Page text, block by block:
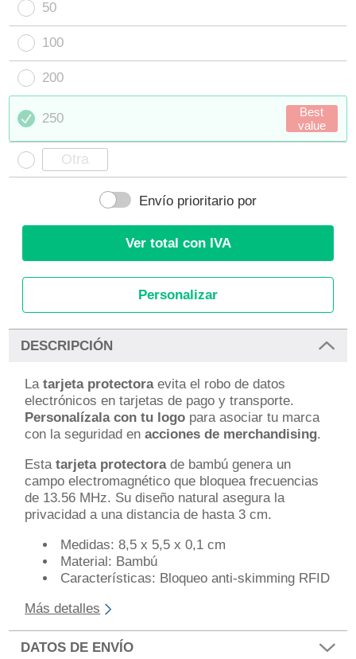
50
100
200
250
Best
value
Envío prioritario por
Ver total con IVA
Personalizar
DESCRIPCIÓN
Latarjeta protectoraevita el robo de datos
electrónicos en tarjetas de pago y transporte.
Personalízala con tu logo para asociar tu marca
con la seguridad enacciones de merchandising.
Estatarjeta protectorade bambú genera un
campo electromagnético que bloquea frecuencias
de 13.56 MHz. Su diseño natural asegura la
privacidad a una distancia de hasta 3 cm.
Medidas: 8,5 x 5,5 x 0,1 cm
Material: Bambú
Características: Bloqueo anti-skimming RFID
Más detalles
DATOS DE ENVÍO